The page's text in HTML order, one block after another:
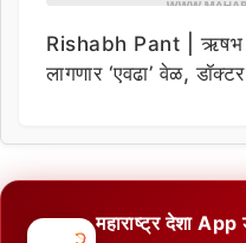
Rishabh Pant | ऋषभ
लागणार ‘एवढा’ वेळ,
महाराष्ट्र देशा